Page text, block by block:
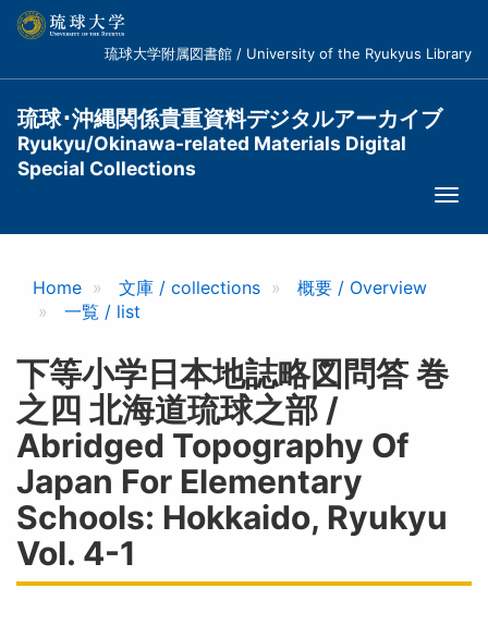
コ
琉球大学附属図書館 / University of the Ryukyus Library
琉球･沖縄関係貴重資料デジタルアーカイブ
Ryukyu/Okinawa-related Materials Digital
Special Collections
Home 文庫 / collections
概要 / Overview
一覧 / list
下等小学日本地誌略図問答 巻
之四 北海道琉球之部 /
Abridged Topography Of
Japan For Elementary
Schools: Hokkaido, Ryukyu
Vol. 4-1